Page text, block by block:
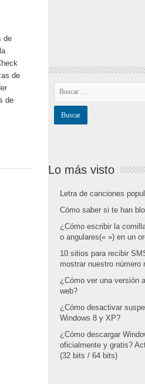
de
de
de
Lo más visto
Letra de canciones
Cómo saber si te han
¿Cómo escribir la
o angulares(« ») en un
10 sitios para recibir
mostrar nuestro número
¿Cómo ver una versión
web?
¿Cómo desactivar
Windows 8 y XP?
¿Cómo descargar
oficialmente y gratis?
(32 bits / 64 bits)